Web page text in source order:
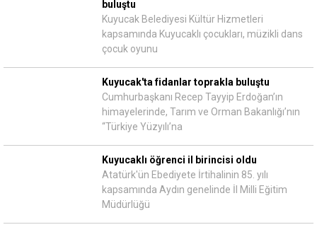
buluştu
Kuyucak Belediyesi Kültür Hizmetleri
kapsamında Kuyucaklı çocukları, müzikli dans
çocuk oyunu
Kuyucak'ta fidanlar toprakla buluştu
Cumhurbaşkanı Recep Tayyip Erdoğan’ın
himayelerinde, Tarım ve Orman Bakanlığı’nın
“Türkiye Yüzyılı’na
Kuyucaklı öğrenci il birincisi oldu
Atatürk'ün Ebediyete İrtihalinin 85. yılı
kapsamında Aydın genelinde İl Milli Eğitim
Müdürlüğü